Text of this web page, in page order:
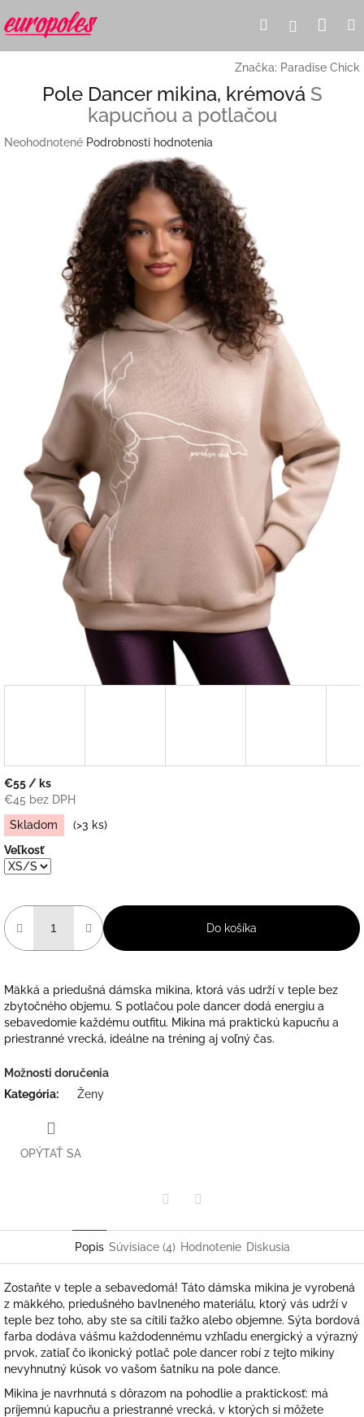
na
obsah
Hľadať
Značka: Paradise Chick
Pole Dancer mikina, krémová S
kapucňou a potlačou
Priemerné
Neohodnotené Podrobnosti hodnotenia
€55/ ks
€45 bez DPH
Jednotková
cena:
Skladom
(>3 ks)
Veľkosť
Do košíka
Mäkká a priedušná dámska mikina, ktorá vás udrží v teple bez
zbytočného objemu. S potlačou pole dancer dodá energiu a
sebavedomie každému outfitu. Mikina má praktickú kapucňu a
priestranné vrecká, ideálne na tréning aj voľný čas.
Možnosti doručenia
Kategória: Ženy
OPÝTAŤ SA
Popis Súvisiace (4) Hodnotenie Diskusia
Zostaňte v teple a sebavedomá! Táto dámska mikina je vyrobená
z mäkkého, priedušného bavlneného materiálu, ktorý vás udrží v
teple bez toho, aby ste sa cítili ťažko alebo objemne. Sýta bordová
farba dodáva vášmu každodennému vzhľadu energický a výrazný
prvok, zatiaľ čo ikonický potlač pole dancer robí z tejto mikiny
nevyhnutný kúsok vo vašom šatníku na pole dance.
Mikina je navrhnutá s dôrazom na pohodlie a praktickosť: má
príjemnú kapucňu a priestranné vrecká, v ktorých si môžete